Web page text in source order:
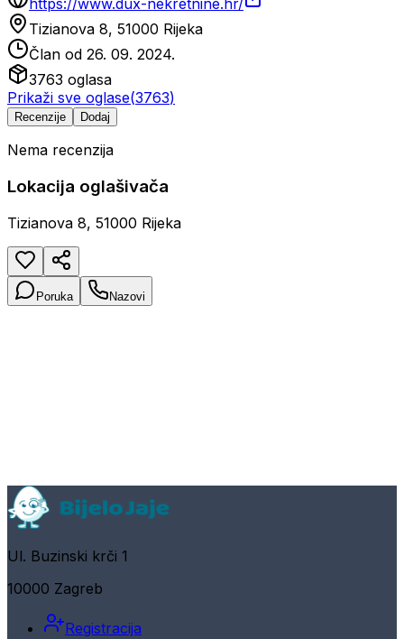
https://www.dux-nekretnine.hr/
Tizianova 8, 51000 Rijeka
Član od 26. 09. 2024.
3763 oglasa
Prikaži sve oglase(3763)
Recenzije Dodaj
Nema recenzija
Lokacija oglašivača
Tizianova 8, 51000 Rijeka
Poruka Nazovi
Ul. Buzinski krči 1
10000 Zagreb
Registracija